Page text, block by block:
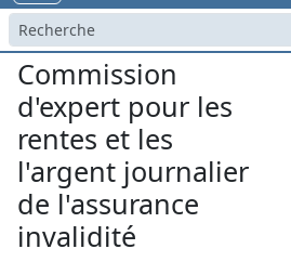
Commission
d'expert pour les
rentes et les
l'argent journalier
de l'assurance
invalidité